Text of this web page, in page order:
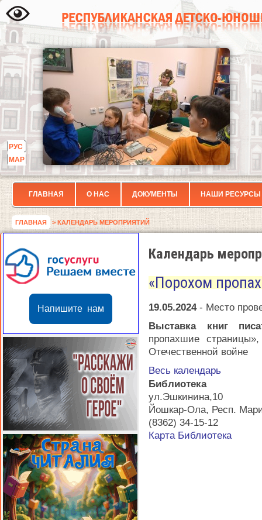
РУС
МАР
ГЛАВНАЯ О НАС ДОКУМЕНТЫ НАШИ РЕСУРСЫ
ГЛАВНАЯ > КАЛЕНДАРЬ МЕРОПРИЯТИЙ
Напишите нам
Календарь
«Порохом
19.05.2024 - Место
Выставка книг
пропахшие
Отечественной войне
Весь календарь
Библиотека
ул.Эшкинина,10
Йошкар-Ола, Респ.
(8362) 34-15-12
Карта Библиотека